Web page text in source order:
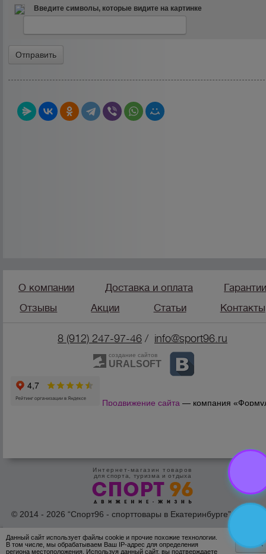
Введите символы, которые видите на картинке
О компании Доставка и оплата
Отзывы
Акции Статьи Контакты
8 (912) 247-97-46 / info@sport96.ru
создание сайтов
URALSOFT
Продвижение сайта — компания
Интернет-магазин товаров
для спорта, туризма и отдыха
© 2014 - 2026 “Спорт96 - спорттовары в Екатеринбурге” Все
Согласие на обработку персональных
Данный сайт использует файлы cookie и прочие похожие технологии.
В том числе, мы обрабатываем Ваш IP-адрес для определения
региона местоположения. Используя данный сайт, вы подтверждаете
ОК